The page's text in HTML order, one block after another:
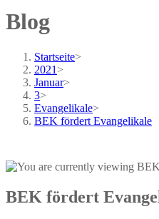
Blog
Startseite>
2021 >
Januar>
3>
Evangelikale>
BEK fördert Evangelikale
BEK fördert